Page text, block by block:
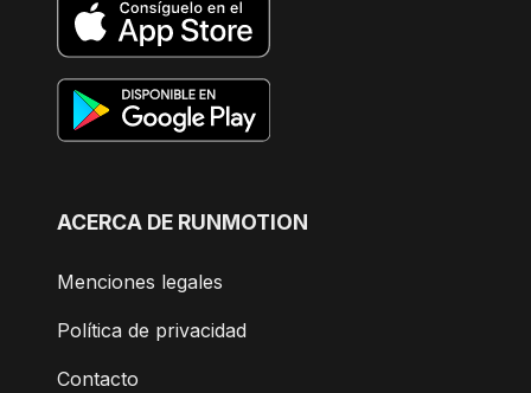
ACERCA DE RUNMOTION
Menciones legales
Política de privacidad
Contacto